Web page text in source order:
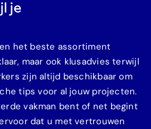
je
het beste assortiment
maar ook klusadvies terwijl
zijn altijd beschikbaar om
tips voor al jouw projecten.
vakman bent of net begint
dat u met vertrouwen